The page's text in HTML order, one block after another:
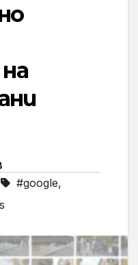
#google,